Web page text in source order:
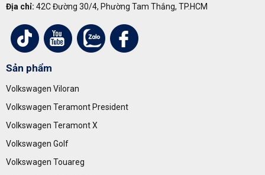
Địa chỉ: 42C Đường 30/4, Phường Tam Thắng, TP.HCM
Sản phẩm
Volkswagen Viloran
Volkswagen Teramont President
Volkswagen Teramont X
Volkswagen Golf
Volkswagen Touareg